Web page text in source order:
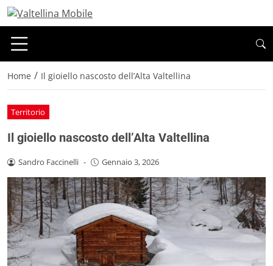
Home / Il gioiello nascosto dell’Alta Valtellina
Territorio
Il gioiello nascosto dell’Alta Valtellina
Sandro Faccinelli - Gennaio 3, 2026